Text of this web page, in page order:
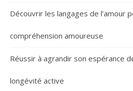
Découvrir les langages de l’amour
compréhension amoureuse
Réussir à agrandir son espérance
longévité active